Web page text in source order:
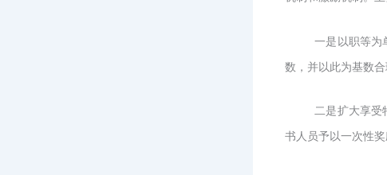
一是以职等为
数，并以此为基数
二是扩大享受
书人员予以一次性